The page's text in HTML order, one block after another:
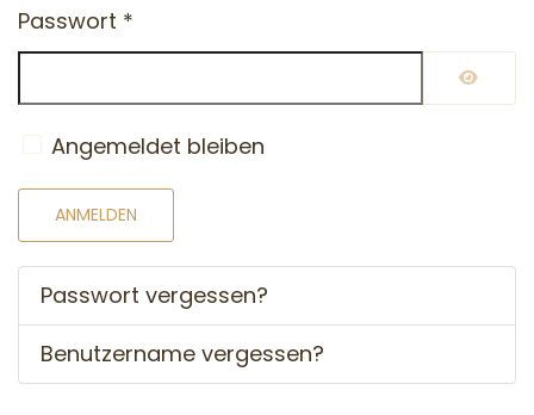
Passwort *
Angemeldet bleiben
ANMELDEN
Passwort vergessen?
Benutzername vergessen?